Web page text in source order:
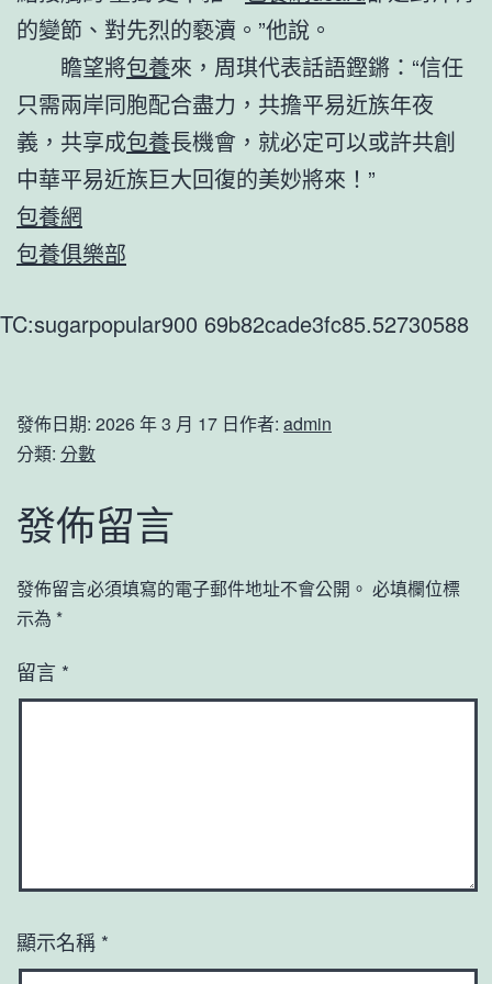
的變節、對先烈的褻瀆。”他說。
瞻望將包養來，周琪代表話語鏗鏘：“信任
只需兩岸同胞配合盡力，共擔平易近族年夜
義，共享成包養長機會，就必定可以或許共創
中華平易近族巨大回復的美妙將來！”
包養網
包養俱樂部
TC:sugarpopular900 69b82cade3fc85.52730588
發佈日期: 2026 年 3 月 17 日作者: admin
分類: 分數
發佈留言
發佈留言必須填寫的電子郵件地址不會公開。 必填欄位標
示為 *
留言 *
顯示名稱 *